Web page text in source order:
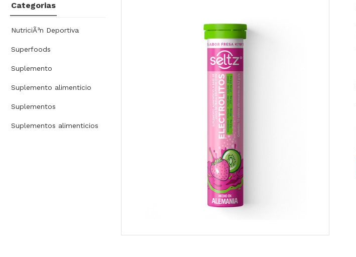
Categorias
NutriciÃ³n Deportiva
Superfoods
Suplemento
Suplemento alimenticio
Suplementos
Suplementos alimenticios